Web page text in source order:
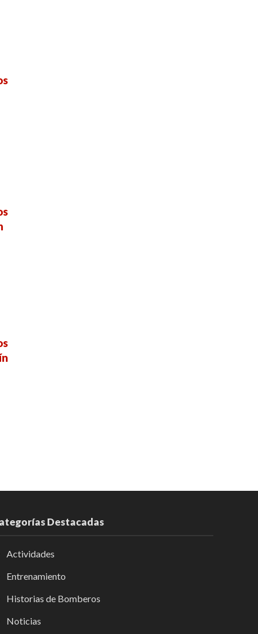
Destacadas
Actividades
Entrenamiento
Historias de Bomberos
Noticias